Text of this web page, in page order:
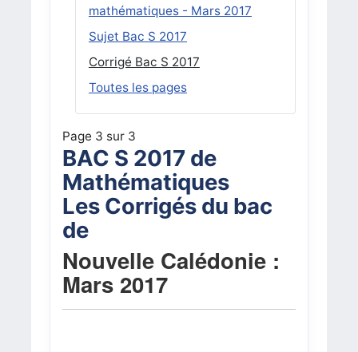
mathématiques - Mars 2017
Sujet Bac S 2017
Corrigé Bac S 2017
Toutes les pages
Page 3 sur 3
BAC S 2017 de
Mathématiques
Les Corrigés du bac
de
Nouvelle Calédonie :
Mars 2017